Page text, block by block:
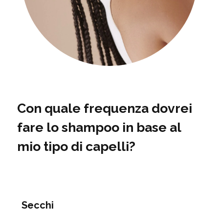
Con quale frequenza dovrei
fare lo shampoo in base al
mio tipo di capelli?
Secchi